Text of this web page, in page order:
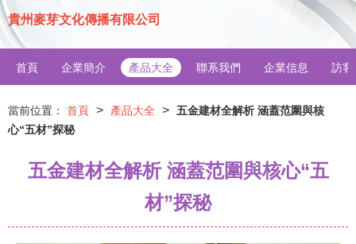
貴州麥芽文化傳播有限公司
首頁 企業簡介 產品大全 聯系我們 企業信息 訪客
當前位置： 首頁 > 產品大全 > 五金建材全解析 涵蓋范圍與核
心“五材”探秘
五金建材全解析 涵蓋范圍與核心“五
材”探秘